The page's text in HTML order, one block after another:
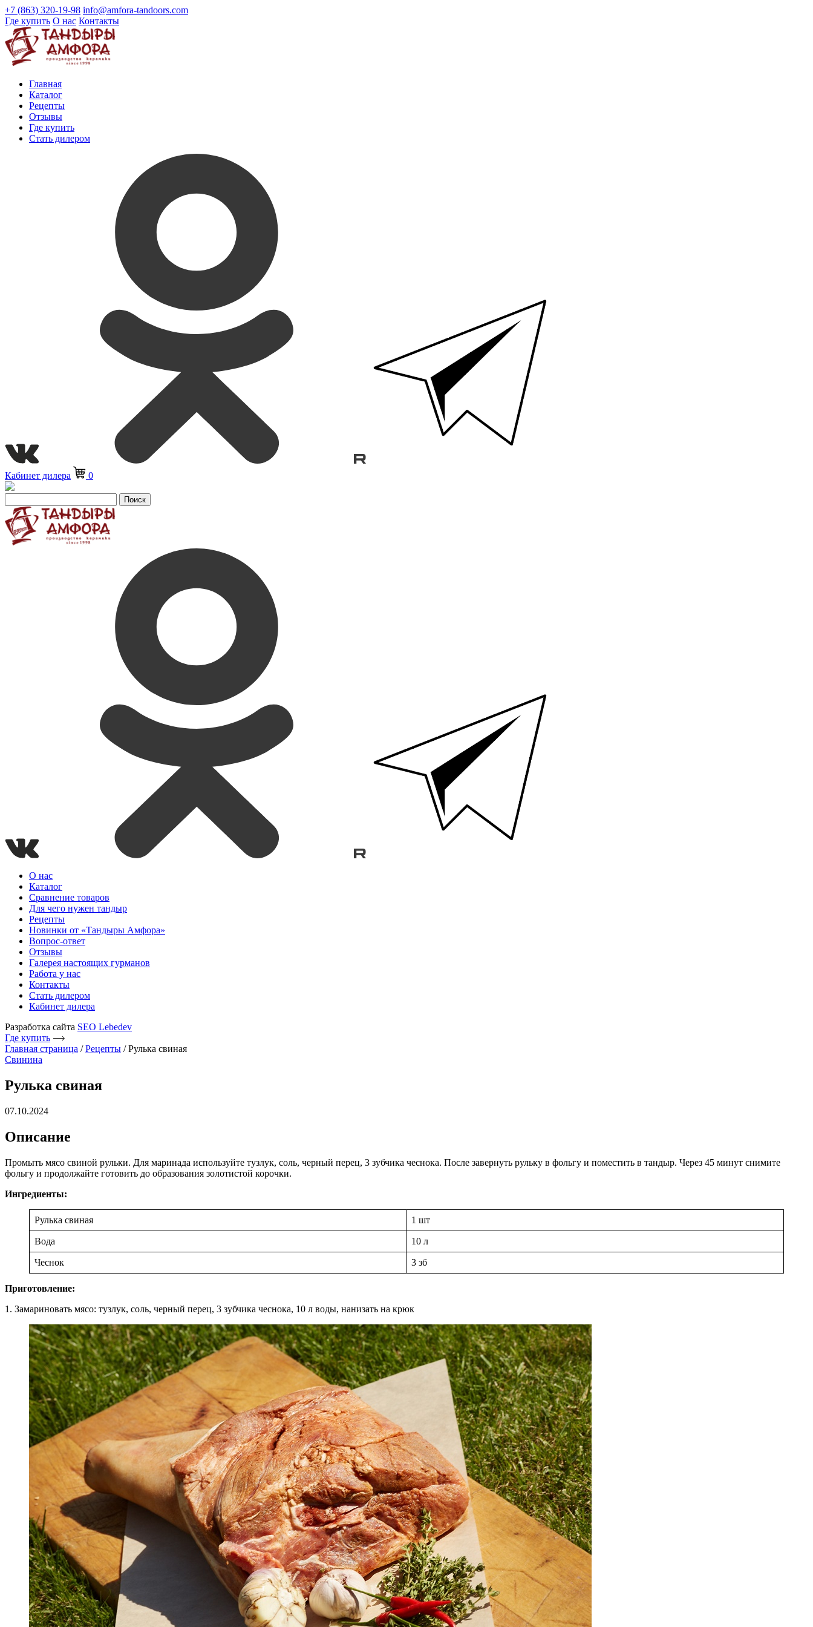
+7 (863) 320-19-98 info@amfora-tandoors.com
Где купить О нас Контакты
Главная
Каталог
Рецепты
Отзывы
Где купить
Стать дилером
Кабинет дилера 0
Поиск
О нас
Каталог
Сравнение товаров
Для чего нужен тандыр
Рецепты
Новинки от «Тандыры Амфора»
Вопрос-ответ
Отзывы
Галерея настоящих гурманов
Работа у нас
Контакты
Стать дилером
Кабинет дилера
Разработка сайта SEO Lebedev
Где купить
Главная страница /Рецепты /Рулька свиная
Свинина
Рулька свиная
07.10.2024
Описание
Промыть мясо свиной рульки. Для маринада используйте тузлук, соль, черный перец, 3 зубчика чеснока. После завернуть рульку в фольгу и поместить в тандыр. Через 45 минут снимите
фольгу и продолжайте готовить до образования золотистой корочки.
Ингредиенты:
Рулька свиная 1 шт
Вода 10 л
Чеснок 3 зб
Приготовление:
1. Замариновать мясо: тузлук, соль, черный перец, 3 зубчика чеснока, 10 л воды, нанизать на крюк